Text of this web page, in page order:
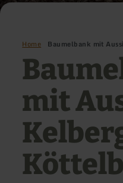
Home Baumelbank mit
mit